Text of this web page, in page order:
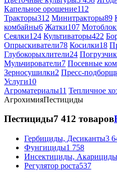
Капельное орошение112
Тракторы312 Минитракторы89
комбайны6 Жатки107
Сеялки124 Культиваторы422
Опрыскиватели78 Косилки18
Глубокорыхлители24
Мульчирователи7 Посевные
Зерносушилки2 Пресс-
Услуги10
Агроматериалы11 Тепличное
АгрохимияПестициды
Пестициды7 412 товаров
Гербициды, Десиканты3
Фунгициды1 758
Инсектициды, Акарициды
Регулятор роста537